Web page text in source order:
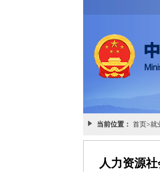
当前位置： 首页>就
人力资源